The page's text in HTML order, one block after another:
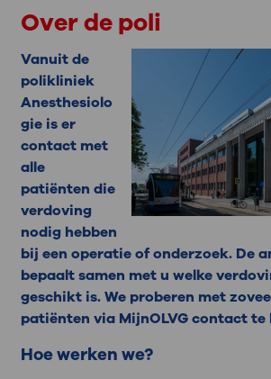
Over de poli
Vanuit de
polikliniek
Anesthesiolo
gie is er
contact met
alle
patiënten die
verdoving
nodig hebben
bij een operatie of onderzoek. De
bepaalt samen met u welke
geschikt is. We proberen met
patiënten via MijnOLVG contact te
Hoe werken we?